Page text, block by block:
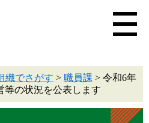
織でさがす > 職員課 > 令和6年
等の状況を公表します